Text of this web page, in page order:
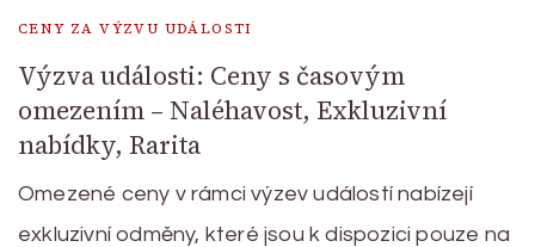
CENY ZA VÝZVU UDÁLOSTI
Výzva události: Ceny s časovým
omezením – Naléhavost, Exkluzivní
nabídky, Rarita
Omezené ceny v rámci výzev událostí nabízejí
exkluzivní odměny, které jsou k dispozici pouze na